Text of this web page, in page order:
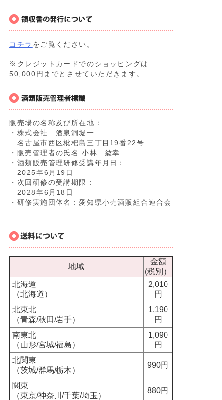
コチラ をご覧ください。
※クレジットカードでのショッピングは
50,000円までとさせていただきます。
販売場の名称及び所在地：
・株式会社 酒泉洞堀一
名古屋市西区枇杷島三丁目19番22号
・販売管理者の氏名:小林 紘幸
・酒類販売管理研修受講年月日：
2025年6月19日
・次回研修の受講期限：
2028年6月18日
・研修実施団体名：愛知県小売酒販組合連合会
地域
金額
(税別）
北海道
（北海道）
2,010
円
北東北
（青森/秋田/岩手）
1,190
円
南東北
（山形/宮城/福島）
1,090
円
北関東
（茨城/群馬/栃木）
990円
関東
（東京/神奈川/千葉/埼玉）
880円